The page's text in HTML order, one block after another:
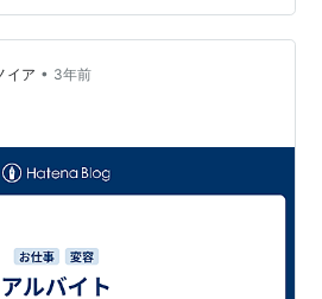
ジメントでギャップを感じ悲しか
きなかったことが悔しかった SSV
は何か 現場と責任者も、抱えて
イア • 3年前